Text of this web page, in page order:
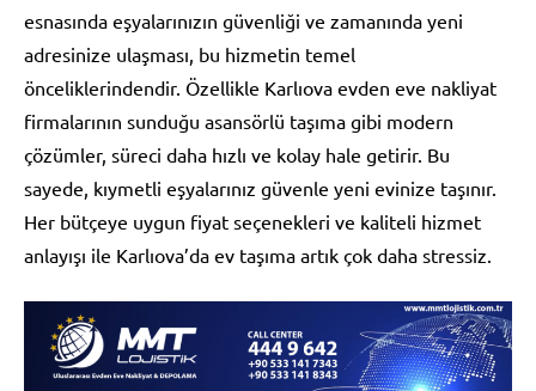
esnasında eşyalarınızın güvenliği ve zamanında yeni
adresinize ulaşması, bu hizmetin temel
önceliklerindendir. Özellikle Karlıova evden eve nakliyat
firmalarının sunduğu asansörlü taşıma gibi modern
çözümler, süreci daha hızlı ve kolay hale getirir. Bu
sayede, kıymetli eşyalarınız güvenle yeni evinize taşınır.
Her bütçeye uygun fiyat seçenekleri ve kaliteli hizmet
anlayışı ile Karlıova’da ev taşıma artık çok daha stressiz.